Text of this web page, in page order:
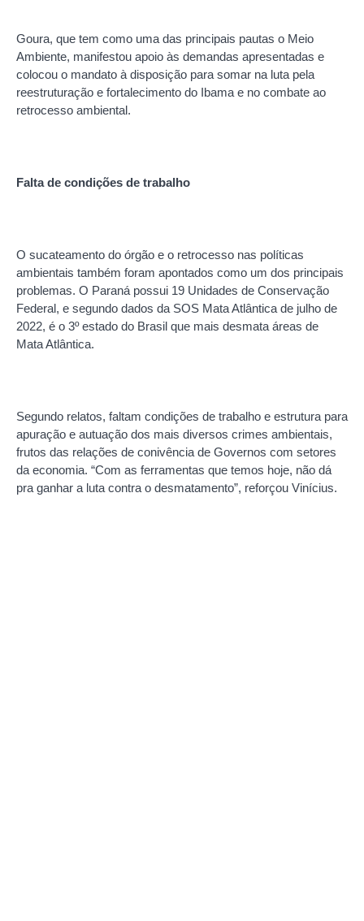
Goura, que tem como uma das principais pautas o Meio
Ambiente, manifestou apoio às demandas apresentadas e
colocou o mandato à disposição para somar na luta pela
reestruturação e fortalecimento do Ibama e no combate ao
retrocesso ambiental.
Falta de condições de trabalho
O sucateamento do órgão e o retrocesso nas políticas
ambientais também foram apontados como um dos principais
problemas. O Paraná possui 19 Unidades de Conservação
Federal, e segundo dados da SOS Mata Atlântica de julho de
2022, é o 3º estado do Brasil que mais desmata áreas de
Mata Atlântica.
Segundo relatos, faltam condições de trabalho e estrutura para
apuração e autuação dos mais diversos crimes ambientais,
frutos das relações de conivência de Governos com setores
da economia. “Com as ferramentas que temos hoje, não dá
pra ganhar a luta contra o desmatamento”, reforçou Vinícius.